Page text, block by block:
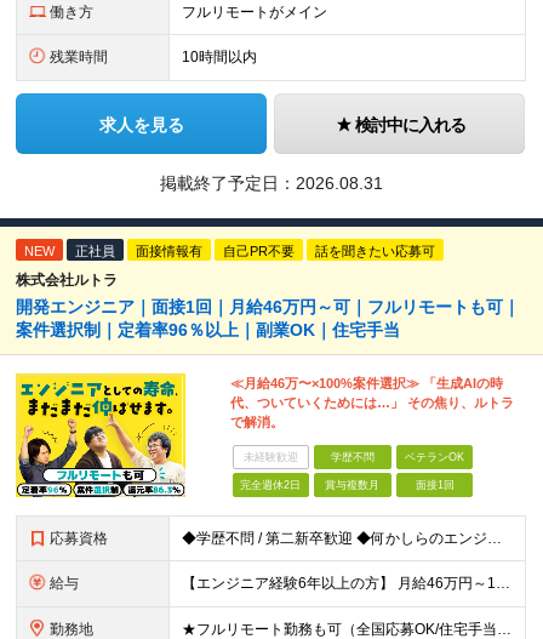
働き方 フルリモートがメイン
残業時間 10時間以内
求人を見る 検討中に入れる
掲載終了予定日： 2026.08.31
NEW 正社員 面接情報有 自己PR不要 話を聞きたい応募可
株式会社ルトラ
開発エンジニア｜面接1回｜月給46万円～可｜フルリモートも可｜
案件選択制｜定着率96％以上｜副業OK｜住宅手当
≪月給46万〜×100%案件選択≫ 「生成AIの時
代、ついていくためには…」 その焦り、ルトラ
で解消。
未経験歓迎 学歴不問 ベテランOK
完全週休2日 賞与複数月 面接1回
応募資格 ◆学歴不問 / 第二新卒歓迎 ◆何かしらのエンジニア経験をお持ちの方 （言語・期間・フェーズ不問） 経験浅めの方も遠慮なくご応募ください！ ■入社前Q＆A ────── ◎実力に見合った報酬が手に
給与 【エンジニア経験6年以上の方】 月給46万円～100万円（固定残業代含む） ※上記月給には月30時間分の固定残業代（月8万7,400円～月19万円）を含む。超過分は全額支給。 【エンジニア経験4年以
勤務地 ★フルリモート勤務も可（全国応募OK/住宅手当を支給します） ※案件によって常駐が必要になる場合があります。 ※希望がない限り、転勤はありません ※U・Iターン歓迎 ★ルトラの社員は全国各地で活躍中